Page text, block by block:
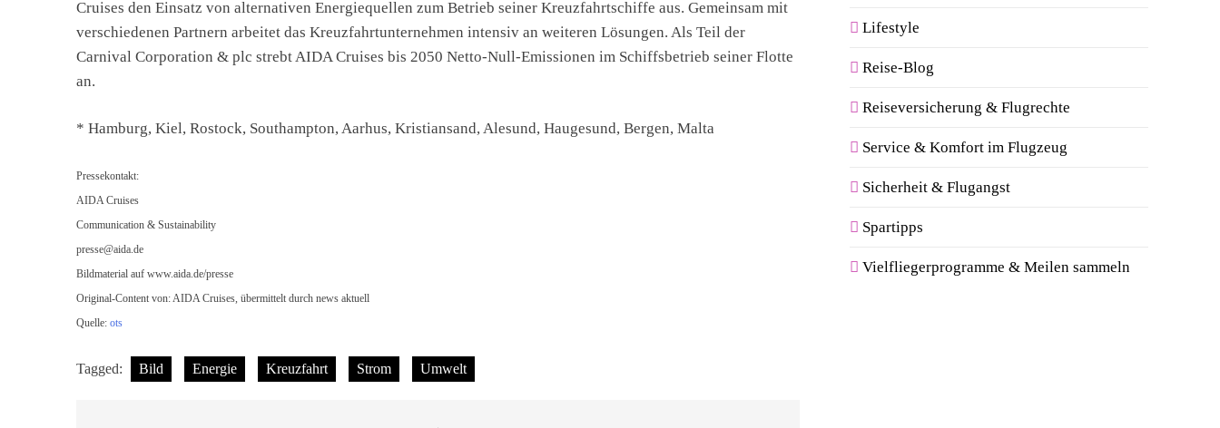
Cruises den Einsatz von alternativen Energiequellen zum Betrieb seiner Kreuzfahrtschiffe aus. Gemeinsam mit
verschiedenen Partnern arbeitet das Kreuzfahrtunternehmen intensiv an weiteren Lösungen. Als Teil der
Carnival Corporation & plc strebt AIDA Cruises bis 2050 Netto-Null-Emissionen im Schiffsbetrieb seiner Flotte
an.
* Hamburg, Kiel, Rostock, Southampton, Aarhus, Kristiansand, Alesund, Haugesund, Bergen, Malta
Pressekontakt:
AIDA Cruises
Communication & Sustainability
presse@aida.de
Bildmaterial auf www.aida.de/presse
Original-Content von: AIDA Cruises, übermittelt durch news aktuell
Quelle: ots
Tagged: Bild Energie Kreuzfahrt Strom Umwelt
Lifestyle
Reise-Blog
Reiseversicherung & Flugrechte
Service & Komfort im Flugzeug
Sicherheit & Flugangst
Spartipps
Vielfliegerprogramme & Meilen sammeln